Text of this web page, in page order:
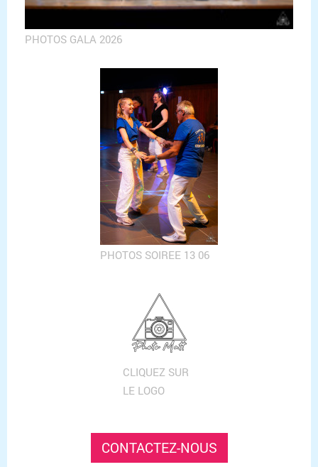
PHOTOS GALA 2026
PHOTOS SOIREE 13 06
CLIQUEZ SUR
LE LOGO
CONTACTEZ-NOUS